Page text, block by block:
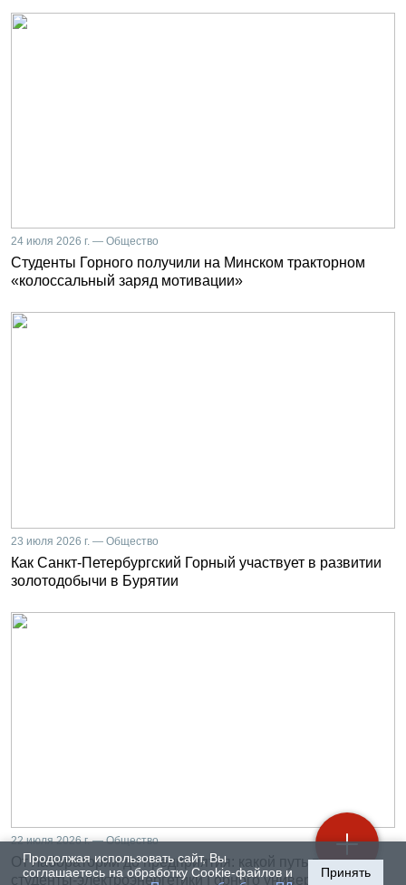
Продолжая использовать сайт, Вы
соглашаетесь на обработку Cookie-файлов и
Принять
24 июля 2026 г. — Общество
Студенты Горного получили на Минском тракторном
«колоссальный заряд мотивации»
23 июля 2026 г. — Общество
Как Санкт-Петербургский Горный участвует в развитии
золотодобычи в Бурятии
22 июля 2026 г. — Общество
От лаборатории до предприятия: какой путь проходят
студенты-электроэнергетики Горного университета